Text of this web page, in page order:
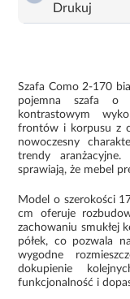
Drukuj
Szafa Como 2-170
pojemna szafa o
kontrastowym
frontów i korpusu z
nowoczesny
trendy aranżacyjne.
sprawiają, że mebel
Model o szerokości
cm oferuje
zachowaniu smukłej
półek, co pozwala
wygodne
dokupienie
funkcjonalność i